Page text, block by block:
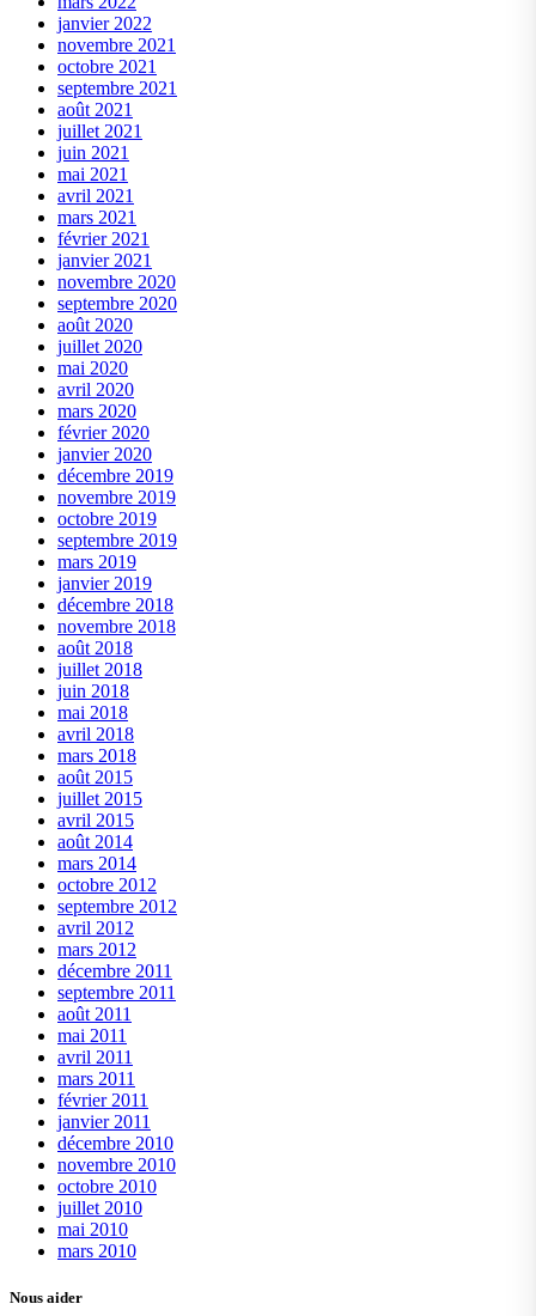
janvier 2022
novembre 2021
octobre 2021
septembre 2021
août 2021
juillet 2021
juin 2021
mai 2021
avril 2021
mars 2021
février 2021
janvier 2021
novembre 2020
septembre 2020
août 2020
juillet 2020
mai 2020
avril 2020
mars 2020
février 2020
janvier 2020
décembre 2019
novembre 2019
octobre 2019
septembre 2019
mars 2019
janvier 2019
décembre 2018
novembre 2018
août 2018
juillet 2018
juin 2018
mai 2018
avril 2018
mars 2018
août 2015
juillet 2015
avril 2015
août 2014
mars 2014
octobre 2012
septembre 2012
avril 2012
mars 2012
décembre 2011
septembre 2011
août 2011
mai 2011
avril 2011
mars 2011
février 2011
janvier 2011
décembre 2010
novembre 2010
octobre 2010
juillet 2010
mai 2010
mars 2010
Nous aider